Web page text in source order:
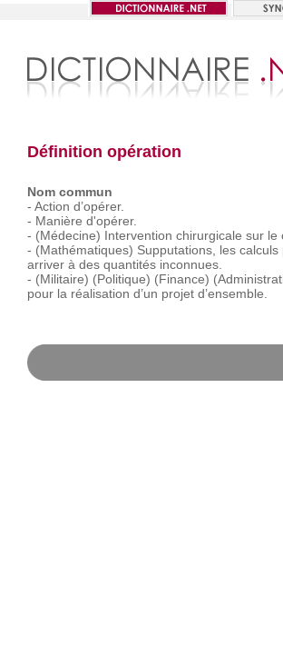
Définition opération
Nom commun
- Action d’opérer.
- Manière d'opérer.
- (Médecine) Intervention chirurgicale sur le
- (Mathématiques) Supputations, les calculs
arriver à des quantités inconnues.
- (Militaire) (Politique) (Finance)
pour la réalisation d’un projet d’ensemble.